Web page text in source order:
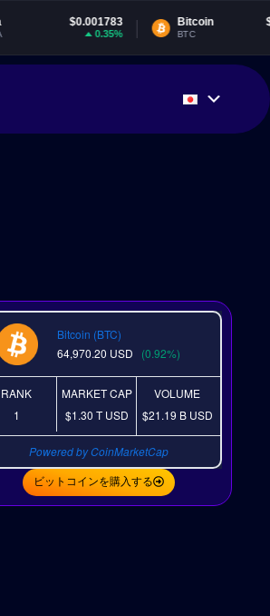
$0.001783 Bitcoin $64,970.20
BTC
Bitcoin (BTC)
64,970.20 USD (0.92%)
RANK
1
MARKET CAP
$1.30 TUSD
VOLUME
$21.19 B USD
Powered by CoinMarketCap
ビットコインを購入する